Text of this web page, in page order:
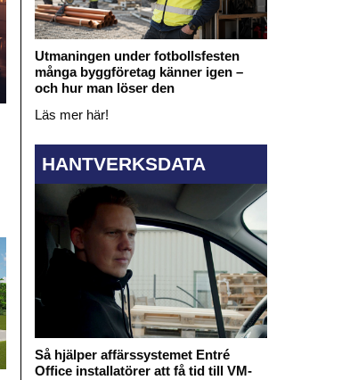
Utmaningen under fotbollsfesten
många byggföretag känner igen –
och hur man löser den
Läs mer här!
HANTVERKSDATA
Så hjälper affärssystemet Entré
Office installatörer att få tid till VM-